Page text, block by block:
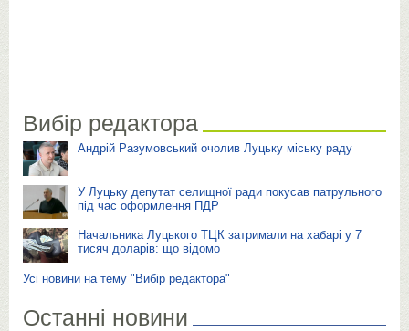
Вибір редактора
Андрій Разумовський очолив Луцьку міську раду
У Луцьку депутат селищної ради покусав патрульного
під час оформлення ПДР
Начальника Луцького ТЦК затримали на хабарі у 7
тисяч доларів: що відомо
Усі новини на тему "Вибір редактора"
Останні новини